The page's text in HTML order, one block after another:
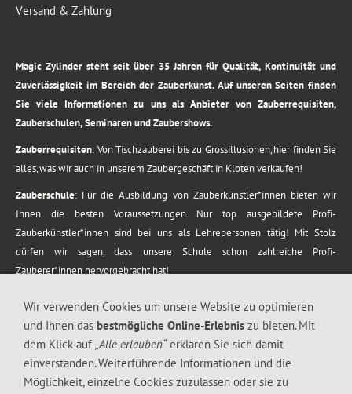
Versand & Zahlung
Magic Zylinder steht seit über 35 Jahren für Qualität, Kontinuität und
Zuverlässigkeit im Bereich der Zauberkunst. Auf unseren Seiten finden
Sie viele Informationen zu uns als Anbieter von Zauberrequisiten,
Zauberschulen, Seminaren und Zaubershows.
Zauberrequisiten: Von Tischzauberei bis zu Grossillusionen, hier finden Sie
alles, was wir auch in unserem Zaubergeschäft in Kloten verkaufen!
Zauberschule: Für die Ausbildung von Zauberkünstler*innen bieten wir
Ihnen die besten Voraussetzungen. Nur top ausgebildete Profi-
Zauberkünstler*innen sind bei uns als Lehrepersonen tätig! Mit Stolz
dürfen wir sagen, dass unsere Schule schon zahlreiche Profi-
Zauberer*innen hervorgebracht hat!
vom Kinderprogramm bis zur Tischzauberei. Lassen Sie sich faszinieren von
meiner Zauber-Sprech-Show, angerührt mit sprachlichen Sequenzen,
gewürzt mit Gags und visuellen Illusionen wie Kaninchen, Vasen, Seilen,
Wir verwenden Cookies um unsere Website zu optimieren
und Ihnen das bestmögliche Online-Erlebnis zu bieten. Mit
dem Klick auf „Alle erlauben“erklären Sie sich damit
einverstanden. Weiterführende Informationen und die
Möglichkeit, einzelne Cookies zuzulassen oder sie zu